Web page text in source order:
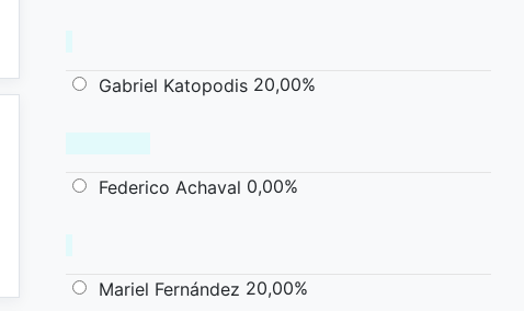
Gabriel Katopodis 20,00%
Federico Achaval 0,00%
Mariel Fernández 20,00%